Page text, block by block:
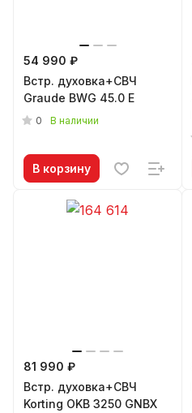
54 990 ₽
Встр. духовка+СВЧ
Graude BWG 45.0 E
0 В наличии
В корзину
81 990 ₽
Встр. духовка+СВЧ
Korting OKB 3250 GNBX